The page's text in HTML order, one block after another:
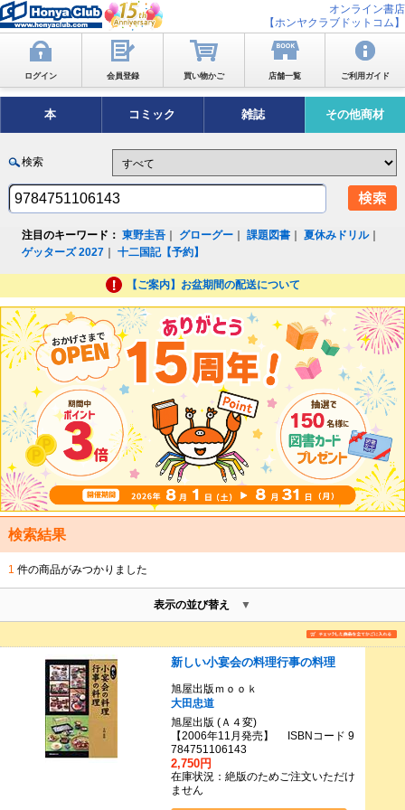
オンライン書店
【ホンヤクラブドットコム】
ログイン 会員登録 買い物かご 店舗一覧 ご利用ガイド
本 コミック 雑誌 その他商材
検索
注目のキーワード： 東野圭吾 グローグー ｜課題図書 ｜夏休みドリル｜
ゲッターズ 2027 ｜十二国記【予約】
【ご案内】お盆期間の配送について
検索結果
1 件の商品がみつかりました
表示の並び替え
新しい小宴会の料理行事の料理
旭屋出版ｍｏｏｋ
大田忠道
旭屋出版 (Ａ４変)
【2006年11月発売】 ISBNコード 9
784751106143
2,750円
在庫状況：絶版のためご注文いただけ
ません